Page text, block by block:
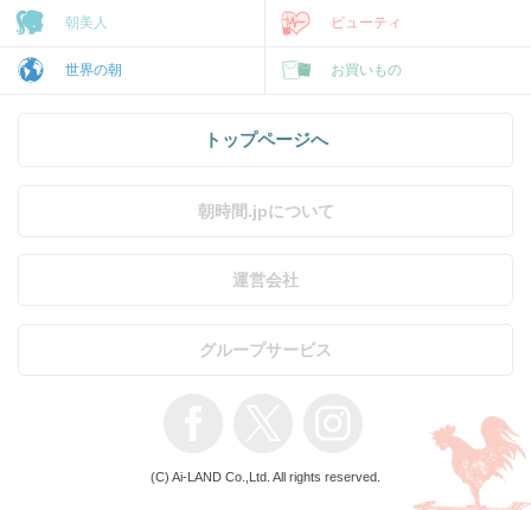
朝美人 ビューティ
世界の朝 お買いもの
トップページへ
朝時間.jpについて
運営会社
グループサービス
(C) Ai-LAND Co.,Ltd. All rights reserved.